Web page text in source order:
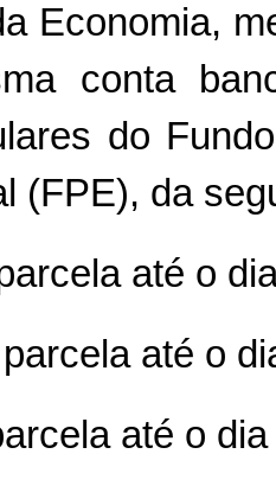
Economia,
conta
do
(FPE), da
até o
até o
até o